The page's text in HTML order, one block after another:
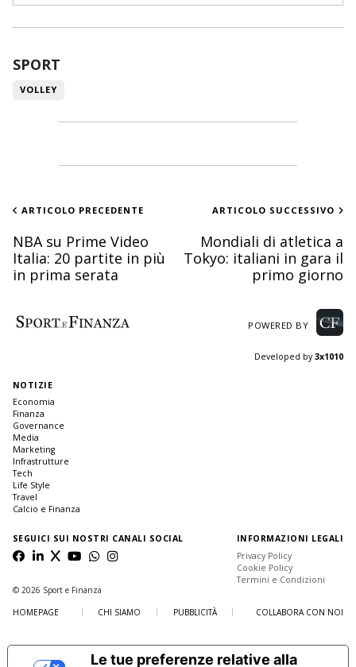
SPORT
VOLLEY
ARTICOLO PRECEDENTE
NBA su Prime Video
Italia: 20 partite in più
in prima serata
ARTICOLO SUCCESSIVO
Mondiali di atletica a
Tokyo: italiani in gara il
primo giorno
POWERED BY
Developed by3x1010
NOTIZIE
Economia
Finanza
Governance
Media
Marketing
Infrastrutture
Tech
Life Style
Travel
Calcio e Finanza
SEGUICI SUI NOSTRI CANALI SOCIAL
INFORMAZIONI LEGALI
Privacy Policy
Cookie Policy
Termini e Condizioni
© 2026 Sport e Finanza
HOMEPAGE
CHI SIAMO PUBBLICITÀ COLLABORA CON NOI
Le tue preferenze relative alla